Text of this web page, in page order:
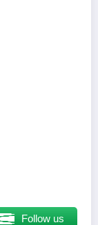
Follow us